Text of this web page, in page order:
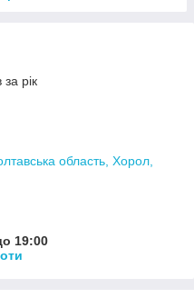
рік
область, Хорол,
19:00